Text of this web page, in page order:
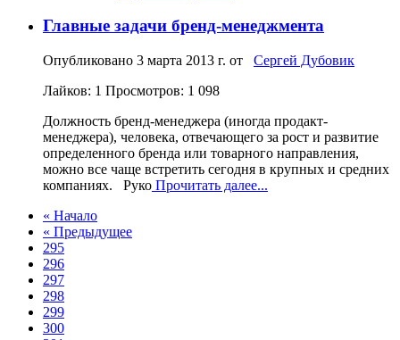
Главные задачи бренд-менеджмента
Опубликовано 3 марта 2013 г. от Сергей Дубовик
Лайков: 1 Просмотров: 1 098
Должность бренд-менеджера (иногда продакт-
менеджера), человека, отвечающего за рост и развитие
определенного бренда или товарного направления,
можно все чаще встретить сегодня в крупных и средних
компаниях. Руко Прочитать далее...
« Начало
« Предыдущее
295
296
297
298
299
300